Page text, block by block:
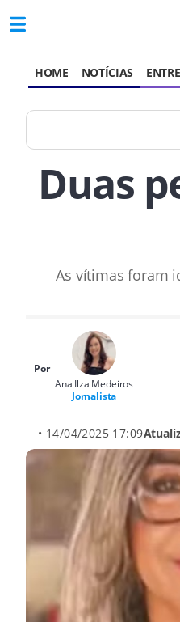
HOME NOTÍCIAS
Duas
As vítimas foram
Por
Ana Ilza Medeiros
Jornalista
• 14/04/2025 17:09